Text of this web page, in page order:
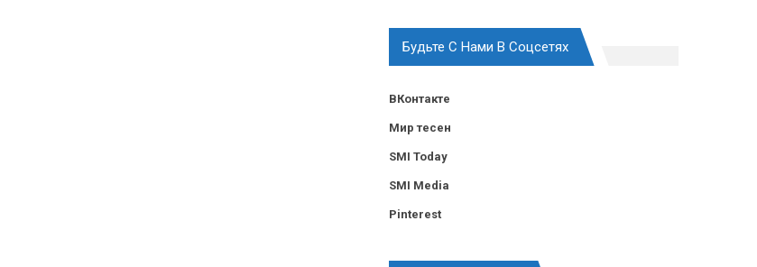
Будьте С Нами В Соцсетях
ВКонтакте
Мир тесен
SMI Today
SMI Media
Pinterest